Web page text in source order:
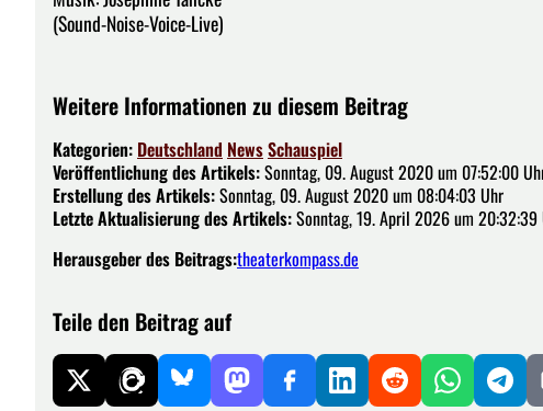
(Sound-Noise-Voice-Live)
Weitere Informationen zu diesem Beitrag
Kategorien: Deutschland NewsSchauspiel
Veröffentlichung des Artikels:Sonntag, 09. August 2020 um 07:52:00
Erstellung des Artikels:Sonntag, 09. August 2020 um 08:04:03 Uhr
Letzte Aktualisierung des Artikels:Sonntag, 19. April 2026 um 20:32:39
Herausgeber des Beitrags:theaterkompass.de
Teile den Beitrag auf